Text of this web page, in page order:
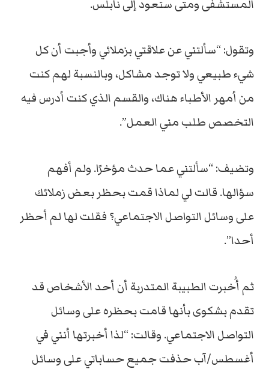
المستشفى ومتى ستعود إلى نابلس.
وتقول: “سألتني عن علاقتي بزملائي وأجبت أن كل
شيء طبيعي ولا توجد مشاكل، وبالنسبة لهم كنت
من أمهر الأطباء هناك، والقسم الذي كنت أدرس فيه
التخصص طلب مني العمل”.
وتضيف: “سألتني عما حدث مؤخرًا. ولم أفهم
سؤالها. قالت لي لماذا قمت بحظر بعض زملائك
على وسائل التواصل الاجتماعي؟ فقلت لها لم أحظر
أحدا”.
ثم أُخبرت الطبيبة المتدربة أن أحد الأشخاص قد
تقدم بشكوى بأنها قامت بحظره على وسائل
التواصل الاجتماعي. وقالت: “لذا أخبرتها أنني في
أغسطس/آب حذفت جميع حساباتي على وسائل